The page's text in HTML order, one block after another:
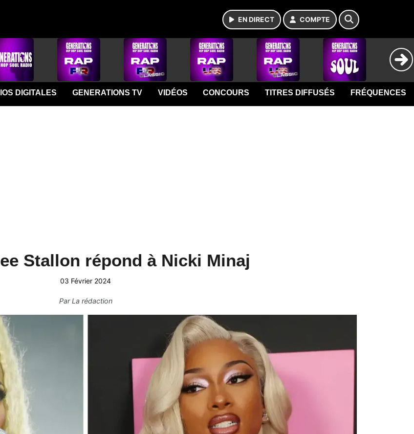
EN DIRECT COMPTE
DIGITALES GENERATIONS TV VIDÉOS CONCOURS TITRES DIFFUSÉS FRÉQUENCES
Stallon répond à Nicki Minaj
03 Février 2024
ParLa rédaction